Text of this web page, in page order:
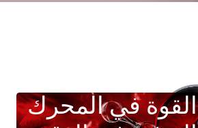
القوة في المحرك